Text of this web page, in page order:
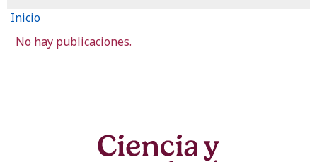
Inicio
No hay publicaciones.